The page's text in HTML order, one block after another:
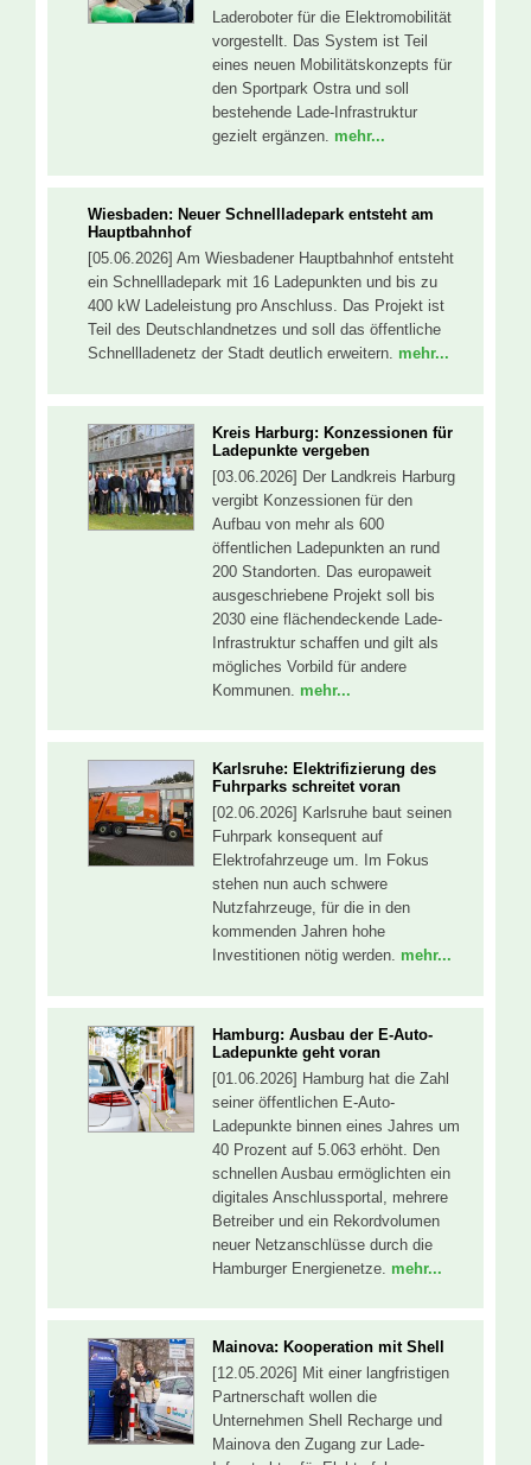
Laderoboter für die Elektromobilität
vorgestellt. Das System ist Teil
eines neuen Mobilitätskonzepts für
den Sportpark Ostra und soll
bestehende Lade-Infrastruktur
gezielt ergänzen. mehr...
Wiesbaden: Neuer Schnellladepark entsteht am
Hauptbahnhof
[05.06.2026] Am Wiesbadener Hauptbahnhof entsteht
ein Schnellladepark mit 16 Ladepunkten und bis zu
400 kW Ladeleistung pro Anschluss. Das Projekt ist
Teil des Deutschlandnetzes und soll das öffentliche
Schnellladenetz der Stadt deutlich erweitern. mehr...
Kreis Harburg: Konzessionen für
Ladepunkte vergeben
[03.06.2026] Der Landkreis Harburg
vergibt Konzessionen für den
Aufbau von mehr als 600
öffentlichen Ladepunkten an rund
200 Standorten. Das europaweit
ausgeschriebene Projekt soll bis
2030 eine flächendeckende Lade-
Infrastruktur schaffen und gilt als
mögliches Vorbild für andere
Kommunen. mehr...
Karlsruhe: Elektrifizierung des
Fuhrparks schreitet voran
[02.06.2026] Karlsruhe baut seinen
Fuhrpark konsequent auf
Elektrofahrzeuge um. Im Fokus
stehen nun auch schwere
Nutzfahrzeuge, für die in den
kommenden Jahren hohe
Investitionen nötig werden. mehr...
Hamburg: Ausbau der E-Auto-
Ladepunkte geht voran
[01.06.2026] Hamburg hat die Zahl
seiner öffentlichen E-Auto-
Ladepunkte binnen eines Jahres um
40 Prozent auf 5.063 erhöht. Den
schnellen Ausbau ermöglichten ein
digitales Anschlussportal, mehrere
Betreiber und ein Rekordvolumen
neuer Netzanschlüsse durch die
Hamburger Energienetze. mehr...
Mainova: Kooperation mit Shell
[12.05.2026] Mit einer langfristigen
Partnerschaft wollen die
Unternehmen Shell Recharge und
Mainova den Zugang zur Lade-